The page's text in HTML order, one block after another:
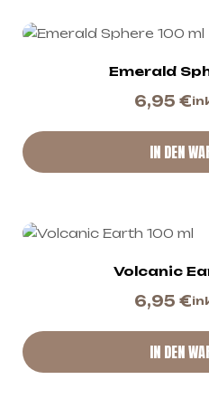
Emerald
6,95 €
IN DEN
Volcanic
6,95 €
IN DEN